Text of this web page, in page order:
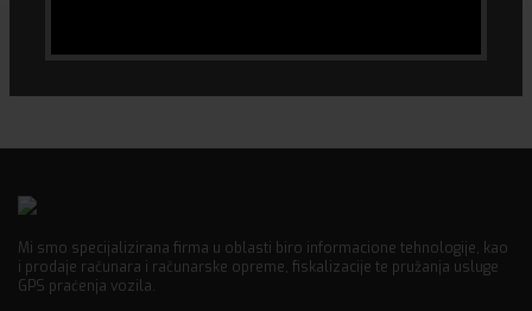
Mi smo specijalizirana firma u oblasti biro informacione tehnologije, kao
i prodaje računara i računarske opreme, fiskalizacije te pružanja usluge
GPS praćenja vozila.